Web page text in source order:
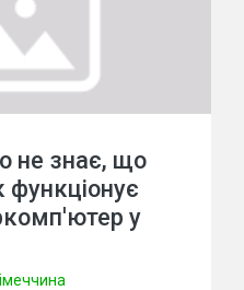
не знає, що
функціонує
у